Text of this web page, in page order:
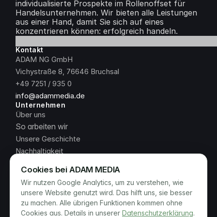
individualisierte Prospekte im Rollenoffset für
Handelsunternehmen. Wir bieten alle Leistungen
aus einer Hand, damit Sie sich auf eines
konzentrieren können: erfolgreich handeln.
Kontakt
ADAM NG GmbH
Vichystraße 8, 76646 Bruchsal
+49 7251 / 935 0
info@adammedia.de
Unternehmen
Über uns
So arbeiten wir
Unsere Geschichte
Nachhaltigkeit
News
Rechtliches
Datenschutzerklärung
Impressum
Cookies bei ADAM MEDIA
Wir nutzen Google Analytics, um zu verstehen, wie
unsere Website genutzt wird. Das hilft uns, sie besser
zu machen. Alle übrigen Funktionen kommen ohne
Cookies aus. Details in unserer Datenschutzerklärung.